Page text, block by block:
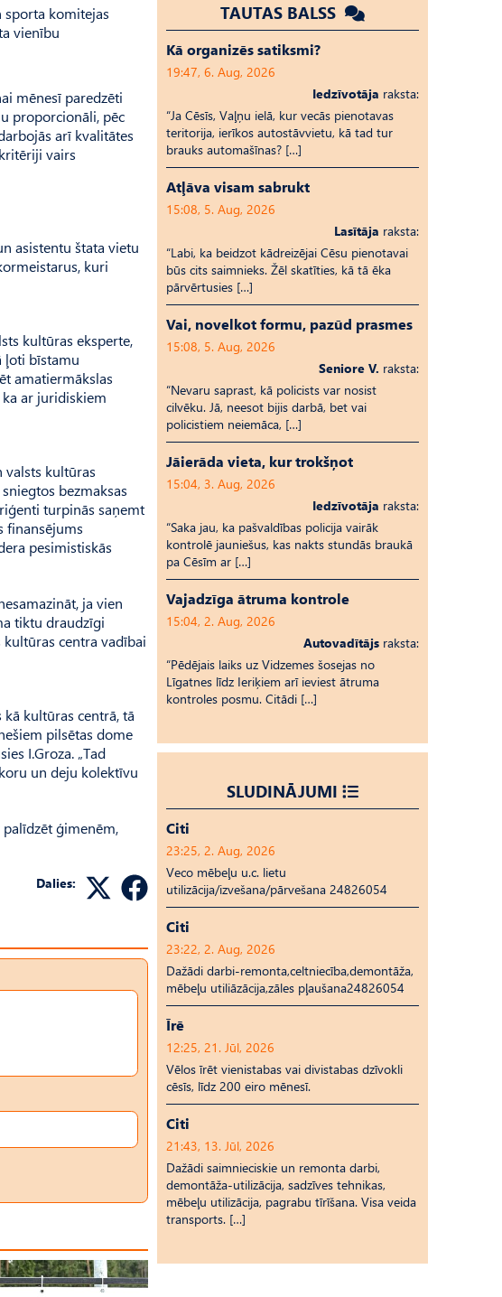
sporta komitejas
vienību
mēnesī paredzēti
proporcionāli, pēc
arī kvalitātes
vairs
asistentu štata vietu
kuri
kultūras eksperte,
ļoti bīstamu
amatiermākslas
ar juridiskiem
valsts kultūras
bezmaksas
turpinās saņemt
finansējums
pesimistiskās
ja vien
tiktu draudzīgi
centra vadībai
kultūras centrā, tā
pilsētas dome
I.Groza. „Tad
un deju kolektīvu
ģimenēm,
Dalies:
TAUTAS BALSS
Kā organizēs satiksmi?
19:47, 6. Aug, 2026
Iedzīvotāja raksta:
“Ja Cēsīs, Vaļņu ielā, kur vecās pienotavas
teritorija, ierīkos autostāvvietu, kā tad tur
brauks automašīnas? […]
Atļāva visam sabrukt
15:08, 5. Aug, 2026
Lasītāja raksta:
“Labi, ka beidzot kādreizējai Cēsu pienotavai
būs cits saimnieks. Žēl skatīties, kā tā ēka
pārvērtusies […]
Vai, novelkot formu, pazūd prasmes
15:08, 5. Aug, 2026
Seniore V. raksta:
“Nevaru saprast, kā policists var nosist
cilvēku. Jā, neesot bijis darbā, bet vai
policistiem neiemāca, […]
Jāierāda vieta, kur trokšņot
15:04, 3. Aug, 2026
Iedzīvotāja raksta:
“Saka jau, ka pašvaldības policija vairāk
kontrolē jauniešus, kas nakts stundās braukā
pa Cēsīm ar […]
Vajadzīga ātruma kontrole
15:04, 2. Aug, 2026
Autovadītājs raksta:
“Pēdējais laiks uz Vid­ze­mes šosejas no
Līgatnes līdz Ieriķiem arī ieviest ātruma
kontroles posmu. Citādi […]
SLUDINĀJUMI
Citi
23:25, 2. Aug, 2026
Veco mēbeļu u.c. lietu
utilizācija/izvešana/pārvešana 24826054
Citi
23:22, 2. Aug, 2026
Dažādi darbi-remonta,celtniecība,demontāža,
mēbeļu utiliāzācija,zāles pļaušana24826054
Īrē
12:25, 21. Jūl, 2026
Vēlos īrēt vienistabas vai divistabas dzīvokli
cēsīs, līdz 200 eiro mēnesī.
Citi
21:43, 13. Jūl, 2026
Dažādi saimnieciskie un remonta darbi,
demontāža-utilizācija, sadzīves tehnikas,
mēbeļu utilizācija, pagrabu tīrīšana. Visa veida
transports. […]